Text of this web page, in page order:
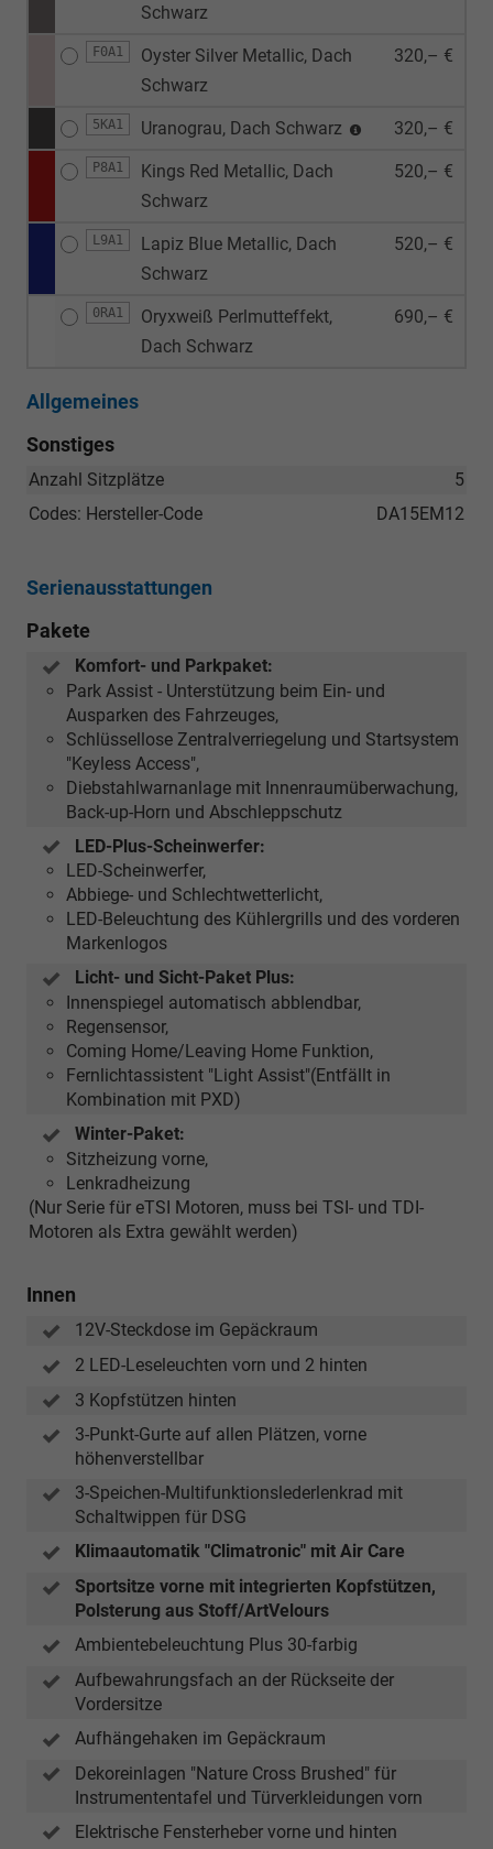
Schwarz
F0A1
Oyster Silver Metallic, Dach
Schwarz
320,– €
5KA1 Uranograu, Dach Schwarz 320,– €
P8A1
Kings Red Metallic, Dach
Schwarz
520,– €
L9A1
Lapiz Blue Metallic, Dach
Schwarz
520,– €
0RA1
Oryxweiß Perlmutteffekt,
Dach Schwarz
690,– €
Allgemeines
Sonstiges
5
Anzahl Sitzplätze
DA15EM12
Codes: Hersteller-Code
Serienausstattungen
Pakete
Komfort- und Parkpaket:
Park Assist - Unterstützung beim Ein- und
Ausparken des Fahrzeuges,
Schlüssellose Zentralverriegelung und Startsystem
"Keyless Access",
Diebstahlwarnanlage mit Innenraumüberwachung,
Back-up-Horn und Abschleppschutz
LED-Plus-Scheinwerfer:
LED-Scheinwerfer,
Abbiege- und Schlechtwetterlicht,
LED-Beleuchtung des Kühlergrills und des vorderen
Markenlogos
Licht- und Sicht-Paket Plus:
Innenspiegel automatisch abblendbar,
Regensensor,
Coming Home/Leaving Home Funktion,
Fernlichtassistent "Light Assist"(Entfällt in
Kombination mit PXD)
Winter-Paket:
Sitzheizung vorne,
Lenkradheizung
(Nur Serie für eTSI Motoren, muss bei TSI- und TDI-
Motoren als Extra gewählt werden)
Innen
12V-Steckdose im Gepäckraum
2 LED-Leseleuchten vorn und 2 hinten
3 Kopfstützen hinten
3-Punkt-Gurte auf allen Plätzen, vorne
höhenverstellbar
3-Speichen-Multifunktionslederlenkrad mit
Schaltwippen für DSG
Klimaautomatik "Climatronic" mit Air Care
Sportsitze vorne mit integrierten Kopfstützen,
Polsterung aus Stoff/ArtVelours
Ambientebeleuchtung Plus 30-farbig
Aufbewahrungsfach an der Rückseite der
Vordersitze
Aufhängehaken im Gepäckraum
Dekoreinlagen "Nature Cross Brushed" für
Instrumententafel und Türverkleidungen vorn
Elektrische Fensterheber vorne und hinten